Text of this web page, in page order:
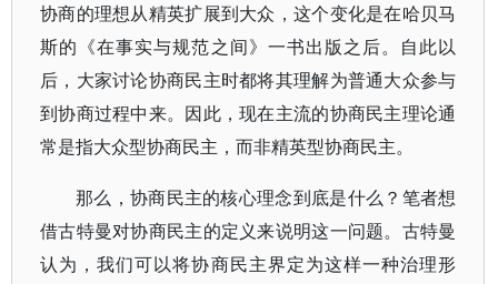
协商的理想从精英扩展到大众，这个变化是在哈贝马
斯的《在事实与规范之间》一书出版之后。自此以
后，大家讨论协商民主时都将其理解为普通大众参与
到协商过程中来。因此，现在主流的协商民主理论通
常是指大众型协商民主，而非精英型协商民主。
那么，协商民主的核心理念到底是什么？笔者想
借古特曼对协商民主的定义来说明这一问题。古特曼
认为，我们可以将协商民主界定为这样一种治理形